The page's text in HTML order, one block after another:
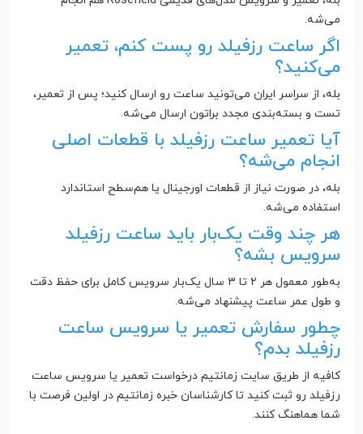
می‌شه.
اگر ساعت رزفیلد رو پست کنم، تعمیر
می‌کنید؟
بله، از سراسر ایران می‌تونید ساعت رو ارسال کنید؛ پس از تعمیر،
تست و بسته‌بندی مجدد براتون ارسال می‌شه.
آیا تعمیر ساعت رزفیلد با قطعات اصلی
انجام می‌شه؟
بله، در صورت نیاز از قطعات اورجینال یا هم‌سطح استاندارد
استفاده می‌شه.
هر چند وقت یک‌بار باید ساعت رزفیلد
سرویس بشه؟
به‌طور معمول هر ۲ تا ۳ سال یک‌بار سرویس کامل برای حفظ دقت
و طول عمر ساعت پیشنهاد می‌شه.
چطور سفارش تعمیر یا سرویس ساعت
رزفیلد بدم؟
کافیه از طریق سایت زمانتیم درخواست تعمیر یا سرویس ساعت
رزفیلد رو ثبت کنید تا کارشناسان خبره زمانتیم در اولین فرصت با
شما هماهنگ کنند.